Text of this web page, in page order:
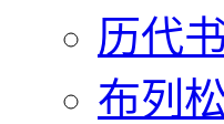
历代
布列